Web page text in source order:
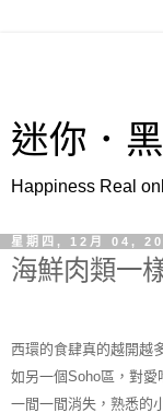
迷你．
Happiness Real
星期四, 12月 04,
海鮮肉類一
西環的食肆真的越開越
如另一個Soho區，對愛
一間一間消失，熟悉的